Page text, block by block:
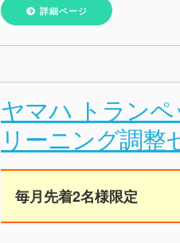
詳細ページ
ヤマハ トラン
リーニング調整
毎月先着2名様限定